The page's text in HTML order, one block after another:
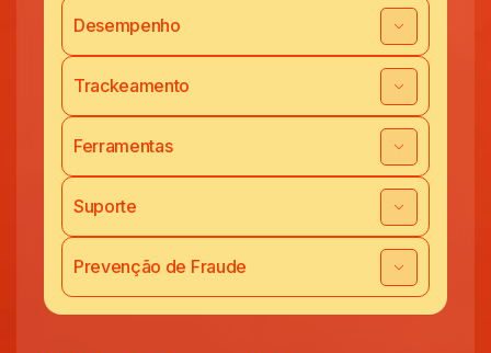
Desempenho
Trackeamento
Ferramentas
Suporte
Prevenção de Fraude